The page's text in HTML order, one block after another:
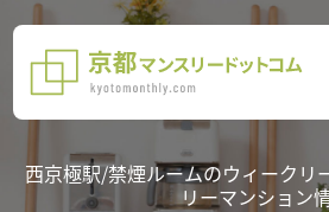
西京極駅/禁煙ルームのウィークリ
リーマンション